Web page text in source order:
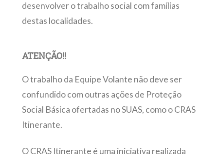
desenvolver o trabalho social com famílias
destas localidades.
ATENÇÃO!!
O trabalho da Equipe Volante não deve ser
confundido com outras ações de Proteção
Social Básica ofertadas no SUAS, como o CRAS
Itinerante.
O CRAS Itinerante é uma iniciativa realizada